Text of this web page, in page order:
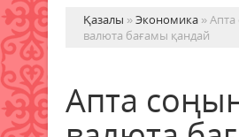
Қазалы »Экономика »
валюта бағамы қандай
Апта